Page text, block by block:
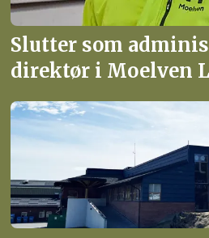
Slutter som
direktør i Moelven